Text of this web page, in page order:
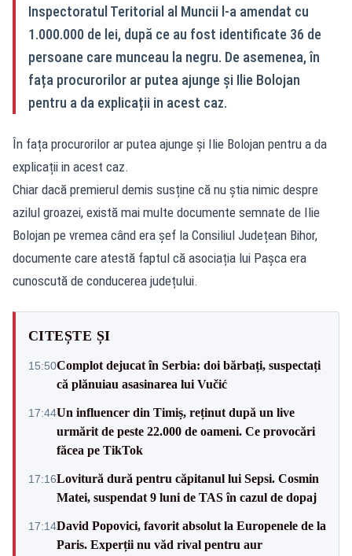
Inspectoratul Teritorial al Muncii l-a amendat cu
1.000.000 de lei, după ce au fost identificate 36 de
persoane care munceau la negru. De asemenea, în
fața procurorilor ar putea ajunge și Ilie Bolojan
pentru a da explicații in acest caz.
În fața procurorilor ar putea ajunge și Ilie Bolojan pentru a da
explicații in acest caz.
Chiar dacă premierul demis susține că nu știa nimic despre
azilul groazei, există mai multe documente semnate de Ilie
Bolojan pe vremea când era șef la Consiliul Județean Bihor,
documente care atestă faptul că asociația lui Pașca era
cunoscută de conducerea județului.
CITEȘTE ȘI
15:50Complot dejucat în Serbia: doi bărbați, suspectați
că plănuiau asasinarea lui Vučić
17:44Un influencer din Timiș, reținut după un live
urmărit de peste 22.000 de oameni. Ce provocări
făcea pe TikTok
17:16Lovitură dură pentru căpitanul lui Sepsi. Cosmin
Matei, suspendat 9 luni de TAS în cazul de dopaj
17:14David Popovici, favorit absolut la Europenele de la
Paris. Experții nu văd rival pentru aur